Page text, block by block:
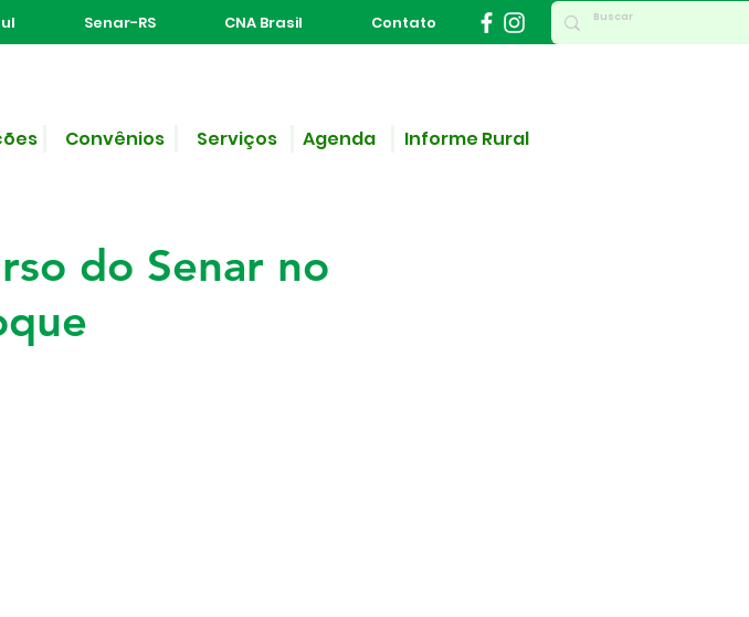
Senar-RS CNA Brasil Contato
do Senar no
Convênios Serviços Agenda Informe Rural